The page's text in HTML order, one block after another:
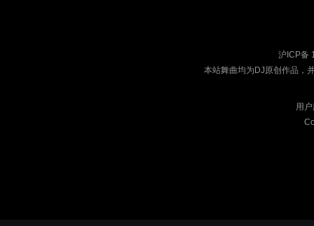
沪ICP备
本站舞曲均为DJ原创作品，
用